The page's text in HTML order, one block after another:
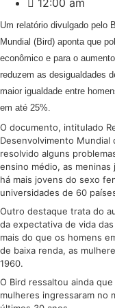
12:00 am
Um relatório divulgado pelo
Mundial (Bird) aponta que
econômico e para o
reduzem as desigualdades
maior igualdade entre
em até 25%.
O documento, intitulado
Desenvolvimento
resolvido alguns
ensino médio, as meninas
há mais jovens do sexo
universidades de 60
Outro destaque trata do
da expectativa de vida
mais do que os homens
de baixa renda, as
1960.
O Bird ressaltou ainda
mulheres ingressaram no